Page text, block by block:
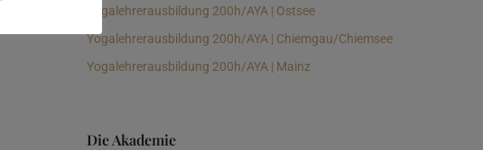
Yogalehrerausbildung 200h/AYA | Ostsee
Yogalehrerausbildung 200h/AYA | Chiemgau/Chiemsee
Yogalehrerausbildung 200h/AYA | Mainz
Die Akademie